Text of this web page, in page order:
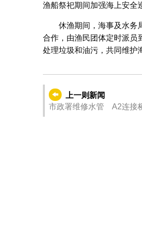
渔船祭祀期间加强海上安全
休渔期间，海事及水务
合作，由渔民团体定时派员
处理垃圾和油污，共同维护
上一则新闻
市政署维修水管 A2连接